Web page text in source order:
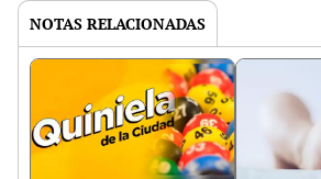
NOTAS RELACIONADAS